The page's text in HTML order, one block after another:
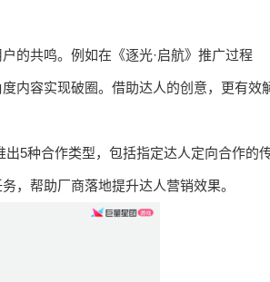
的共鸣。例如在《逐光·启航》推广过程
内容实现破圈。借助达人的创意，更有效
出5种合作类型，包括指定达人定向合作的
，帮助厂商落地提升达人营销效果。